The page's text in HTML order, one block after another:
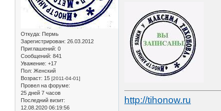
Откуда: Пермь
Зарегистрирован: 26.03.2012
Приглашений: 0
Сообщений: 841
Уважение: +17
Пол: Женский
Возраст: 15 [2011-04-01]
Провел на форуме:
25 дней 7 часов
Последний визит:
12.08.2020 06:19:56
http://tihonow.ru